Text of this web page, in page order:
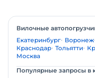
Вилочные
Екатеринбург Воронеж
Краснодар Тольятти
Москва
Популярные запросы в